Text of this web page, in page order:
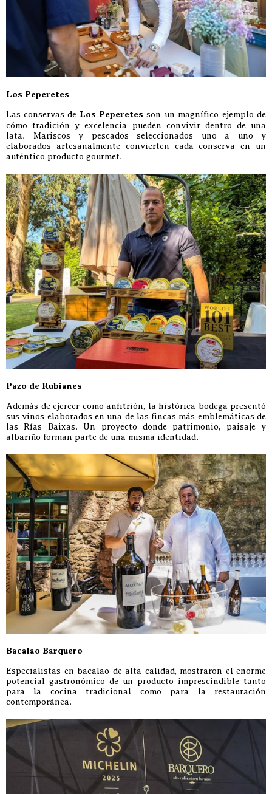
Los Peperetes
Las conservas de Los Peperetes son un magnífico ejemplo de
cómo tradición y excelencia pueden convivir dentro de una
lata. Mariscos y pescados seleccionados uno a uno y
elaborados artesanalmente convierten cada conserva en un
auténtico producto gourmet.
Pazo de Rubianes
Además de ejercer como anfitrión, la histórica bodega presentó
sus vinos elaborados en una de las fincas más emblemáticas de
las Rías Baixas. Un proyecto donde patrimonio, paisaje y
albariño forman parte de una misma identidad.
Bacalao Barquero
Especialistas en bacalao de alta calidad, mostraron el enorme
potencial gastronómico de un producto imprescindible tanto
para la cocina tradicional como para la restauración
contemporánea.